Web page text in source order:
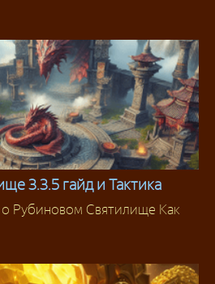
3.3.5 гайд и Тактика
Рубиновом Святилище Как